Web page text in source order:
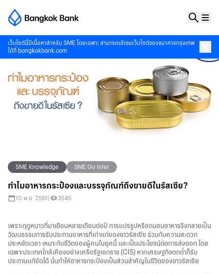
เว็บไซต์นี้มีเนื้อหาสำหรับ SME โดยเฉพาะ สามารถเข้าชมเว็บไซต์ของธนาคารกรุงเทพ
ได้ที่ bangkokbank.com
SME Knowledge SME Go Inter
ทำไมอาหารกระป๋องและบรรจุภัณฑ์ถึงขายดีในรัสเซีย?
10 พ.ย. 2561 3545
เพราะฤดูหนาวที่มาเยือนหลายเดือนต่อปี การแปรรูปหรือถนอมอาหารจึงกลายเป็น
วัฒนธรรมการรับประทานอาหารที่เก่าแก่ของชาวรัสเซีย ร่วมกับความสะดวก
ประหยัดเวลา เหมาะกับชีวิตของผู้คนในยุคนี้ และเป็นประโยชน์ต่อการส่งออก โดย
เฉพาะประเทศใกล้เคียงอย่างเครือรัฐเอกราช (CIS) หากเศรษฐกิจตกต่ำก็รับ
ประทานแก้ขัดได้ นั่นทำให้อาหารกระป๋องเป็นส่วนสำคัญในชีวิตของชาวรัสเซีย